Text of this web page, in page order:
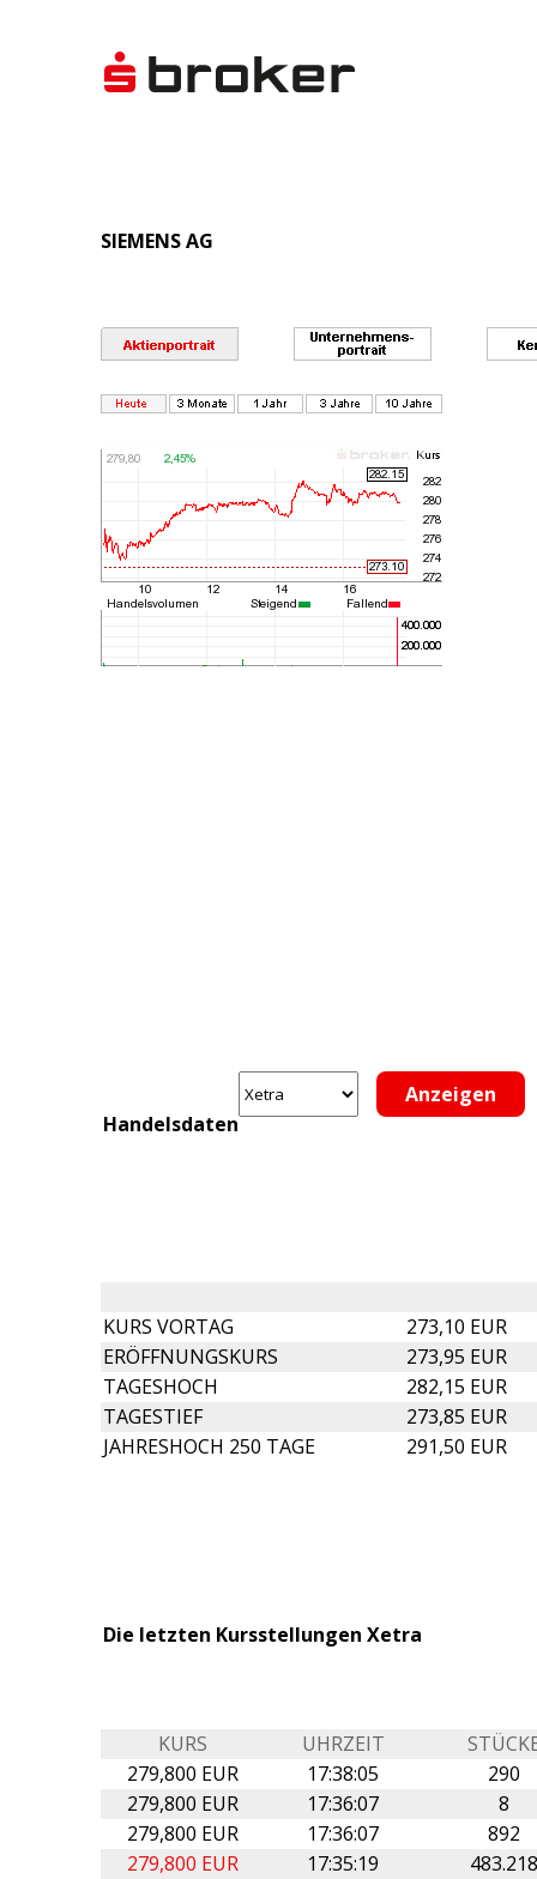
SIEMENS AG
Handelsdaten
KURS VORTAG
273,10 EUR
ERÖFFNUNGSKURS
273,95 EUR
TAGESHOCH
282,15 EUR
TAGESTIEF
273,85 EUR
JAHRESHOCH 250 TAGE
291,50 EUR
Die letzten Kursstellungen Xetra
KURS UHRZEIT
279,800 EUR
17:38:05
290
279,800 EUR
17:36:07
8
279,800 EUR
17:36:07
892
279,800 EUR
17:35:19
483.218